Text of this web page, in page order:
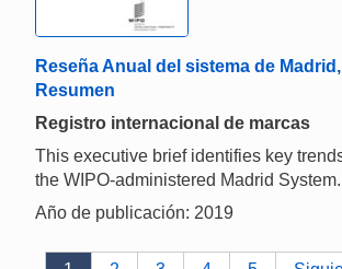
Reseña Anual del sistema de
Resumen
Registro internacional de marcas
This executive brief identifies key
the WIPO-administered Madrid System.
Año de publicación: 2019